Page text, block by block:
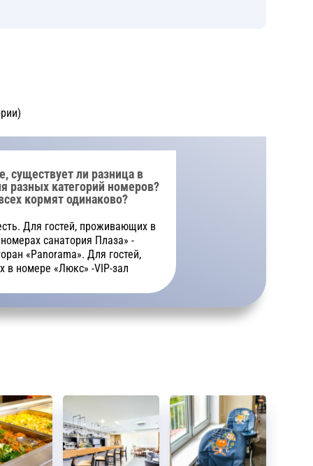
существует ли разница в
разных категорий номеров?
кормят одинаково?
Для гостей, проживающих в
санатория Плаза» -
«Panorama». Для гостей,
в номере «Люкс» -VIP-зал